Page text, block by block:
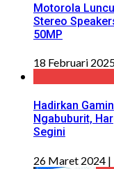
Motorola
Stereo
50MP
18 Februari
Hadirkan
Ngabuburit,
Segini
26 Maret 2024 |